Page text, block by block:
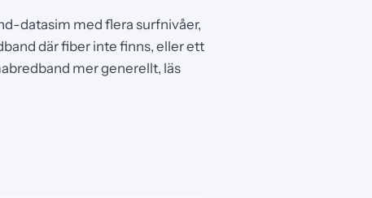
datasim med flera surfnivåer,
där fiber inte finns, eller ett
mer generellt, läs